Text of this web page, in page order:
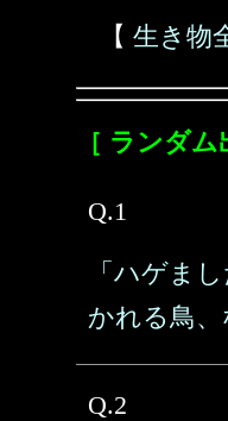
【 生き物
［ ランダム
Q.1
「ハゲま
かれる鳥、
Q.2